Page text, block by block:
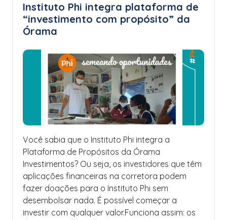
Instituto Phi integra plataforma de
“investimento com propósito” da
Órama
Você sabia que o Instituto Phi integra a
Plataforma de Propósitos da Órama
Investimentos? Ou seja, os investidores que têm
aplicações financeiras na corretora podem
fazer doações para o Instituto Phi sem
desembolsar nada. É possível começar a
investir com qualquer valor.Funciona assim: os